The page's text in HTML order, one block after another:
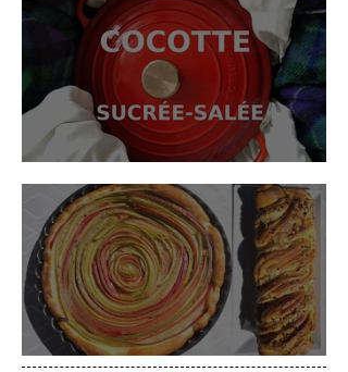
Cocotte sucrée-salée